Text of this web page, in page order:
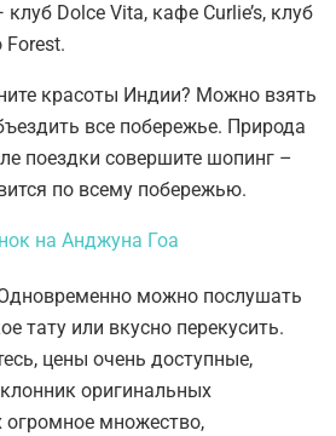
Dolce Vita, кафе Curlie’s, клуб
Forest.
красоты Индии? Можно взять
все побережье. Природа
поездки совершите шопинг –
по всему побережью.
можно послушать
тату или вкусно перекусить.
цены очень доступные,
оригинальных
огромное множество,